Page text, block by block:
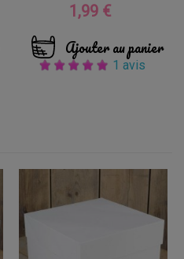
Prix
1,99 €
Ajouter au panier
1 avis